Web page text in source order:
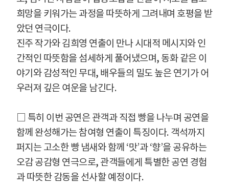
희망을 키워가는 과정을 따뜻하게 그려내며 호평을 받
았던 연극이다.
진주 작가와 김희영 연출이 만나 시대적 메시지와 인
간적인 따뜻함을 섬세하게 풀어냈으며, 동화 같은 이
야기와 감성적인 무대, 배우들의 밀도 높은 연기가 어
우러져 깊은 여운을 남긴다.
□ 특히 이번 공연은 관객과 직접 빵을 나누며 공연을
함께 완성해가는 참여형 연출이 특징이다. 객석까지
퍼지는 고소한 빵 냄새와 함께 ‘맛’과‘향’을 공유하는
오감 공감형 연극으로, 관객들에게 특별한 공연 경험
과 따뜻한 감동을 선사할 예정이다.